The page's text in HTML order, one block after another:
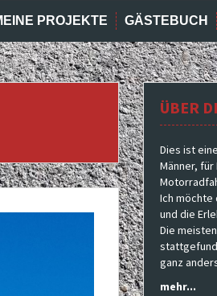
PROJEKTE GÄSTEBUCH
ÜBER
Dies ist
Männer,
Ich möchte
und die
Die
ganz
mehr...